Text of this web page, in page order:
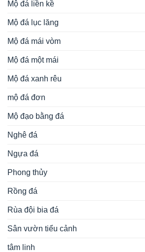
Mộ đá liền kề
Mộ đá lục lăng
Mộ đá mái vòm
Mộ đá một mái
Mộ đá xanh rêu
mộ đá đơn
Mộ đạo bằng đá
Nghê đá
Ngựa đá
Phong thủy
Rồng đá
Rùa đội bia đá
Sân vườn tiểu cảnh
tâm linh